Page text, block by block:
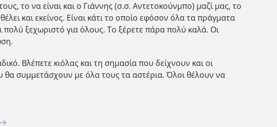
το να είναι και ο Γιάννης (σ.σ. Αντετοκούνμπο) μαζί μας, το
και εκείνος. Είναι κάτι το οποίο εφόσον όλα τα πράγματα
πολύ ξεχωριστό για όλους. Το ξέρετε πάρα πολύ καλά. Οι
Βλέπετε κιόλας και τη σημασία που δείχνουν και οι
θα συμμετάσχουν με όλα τους τα αστέρια. Όλοι θέλουν να